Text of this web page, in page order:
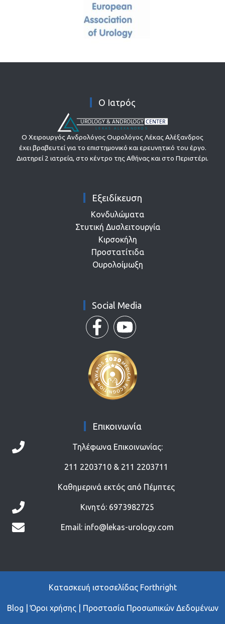
Ο Ιατρός
Ο Χειρουργός Ανδρολόγος Ουρολόγος Λέκας Αλέξανδρος
έχει βραβευτεί για το επιστημονικό και ερευνητικό του έργο.
Διατηρεί 2 ιατρεία, στο κέντρο της Αθήνας και στο Περιστέρι.
Εξειδίκευση
Κονδυλώματα
Στυτική Δυσλειτουργία
Κιρσοκήλη
Προστατίτιδα
Ουρολοίμωξη
Social Media
Επικοινωνία
Τηλέφωνα Επικοινωνίας:
211 2203710 & 211 2203711
Καθημερινά εκτός από Πέμπτες
Κινητό: 6973982725
Email: info@lekas-urology.com
Κατασκευή ιστοσελίδας Forthright
Blog |Όροι χρήσης| Προστασία Προσωπικών Δεδομένων